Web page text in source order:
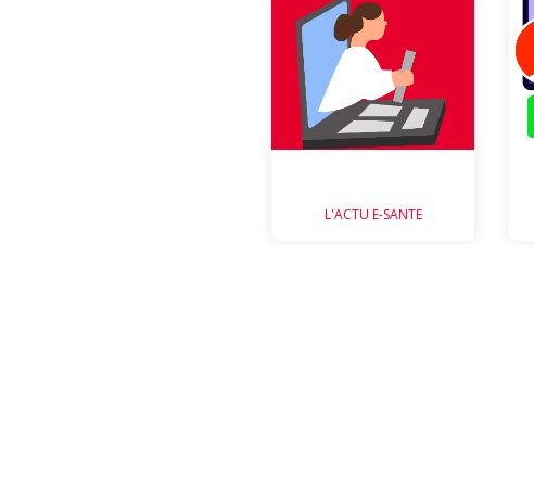
L'ACTU E-SANTE
Quelques
actualités de e-
santé pour vous